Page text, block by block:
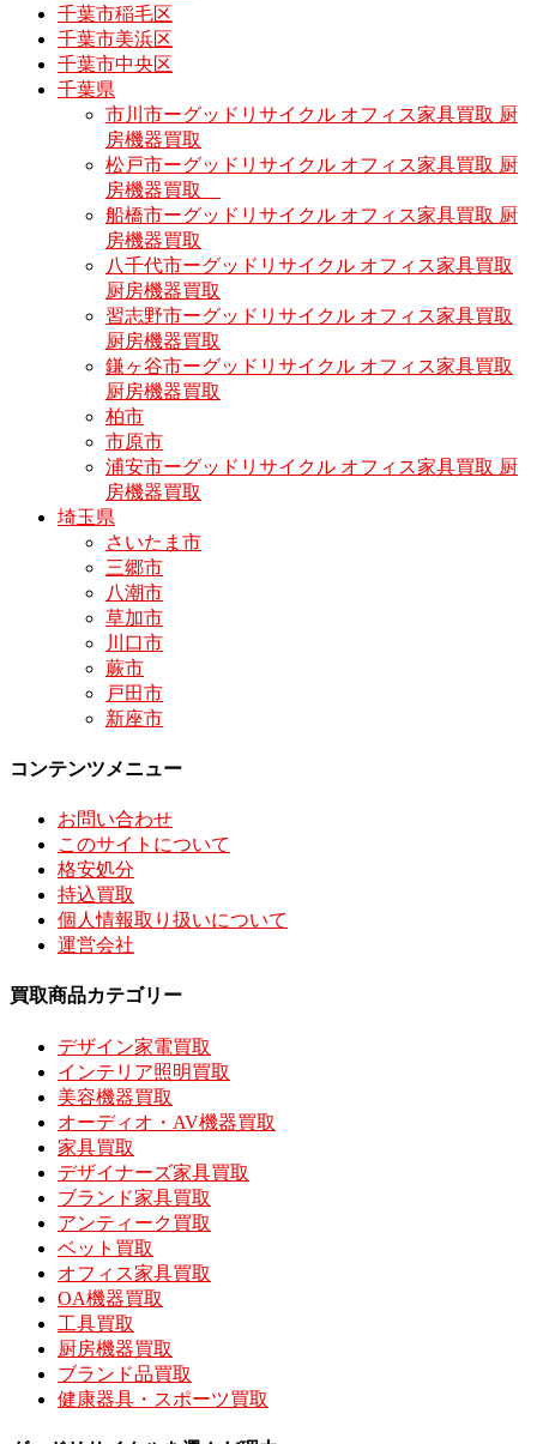
千葉市稲毛区
千葉市美浜区
千葉市中央区
千葉県
市川市ーグッドリサイクル オフィス家具買取 厨
房機器買取
松戸市ーグッドリサイクル オフィス家具買取 厨
房機器買取
船橋市ーグッドリサイクル オフィス家具買取 厨
房機器買取
八千代市ーグッドリサイクル オフィス家具買取
厨房機器買取
習志野市ーグッドリサイクル オフィス家具買取
厨房機器買取
鎌ヶ谷市ーグッドリサイクル オフィス家具買取
厨房機器買取
柏市
市原市
浦安市ーグッドリサイクル オフィス家具買取 厨
房機器買取
埼玉県
さいたま市
三郷市
八潮市
草加市
川口市
蕨市
戸田市
新座市
コンテンツメニュー
お問い合わせ
このサイトについて
格安処分
持込買取
個人情報取り扱いについて
運営会社
買取商品カテゴリー
デザイン家電買取
インテリア照明買取
美容機器買取
オーディオ・AV機器買取
家具買取
デザイナーズ家具買取
ブランド家具買取
アンティーク買取
ベット買取
オフィス家具買取
OA機器買取
工具買取
厨房機器買取
ブランド品買取
健康器具・スポーツ買取